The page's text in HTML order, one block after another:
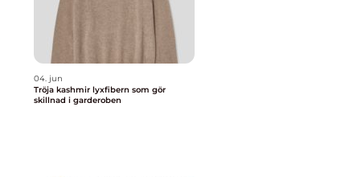
04. jun
Tröja kashmir lyxfibern som gör
skillnad i garderoben